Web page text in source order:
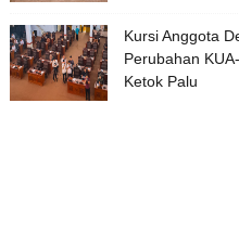
Kursi Anggota
Perubahan
Ketok Palu